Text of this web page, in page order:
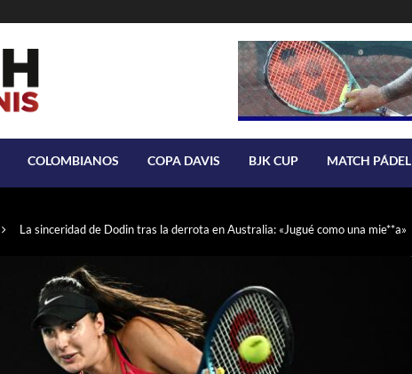
COLOMBIANOS COPA DAVIS BJK CUP MATCH PÁDEL
La sinceridad de Dodin tras la derrota en Australia: «Jugué como una mie**a»